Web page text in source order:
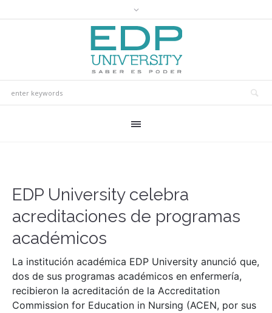
EDP University celebra
acreditaciones de programas
académicos
La institución académica EDP University anunció que,
dos de sus programas académicos en enfermería,
recibieron la acreditación de la Accreditation
Commission for Education in Nursing (ACEN, por sus